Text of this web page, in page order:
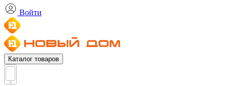
Войти
Каталог товаров